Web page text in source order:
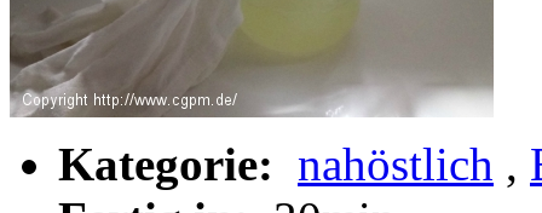
Kategorie: nahöstlich ,